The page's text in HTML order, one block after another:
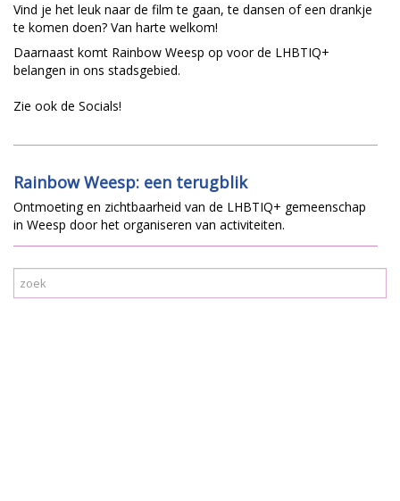
Vind je het leuk naar de film te gaan, te dansen of een drankje
te komen doen? Van harte welkom!
Daarnaast komt Rainbow Weesp op voor de LHBTIQ+
belangen in ons stadsgebied.
Zie ook de Socials!
Rainbow Weesp: een terugblik
Ontmoeting en zichtbaarheid van de LHBTIQ+ gemeenschap
in Weesp door het organiseren van activiteiten.